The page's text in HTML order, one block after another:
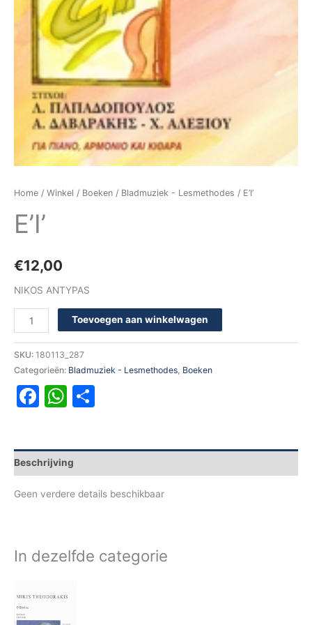
Home / Winkel / Boeken / Bladmuziek - Lesmethodes / E’I’
E’I’
€12,00
NIKOS ANTYPAS
Toevoegen aan winkelwagen
SKU: 180113_287
Categorieën: Bladmuziek - Lesmethodes, Boeken
Facebook
WhatsApp
Beschrijving
Geen verdere details beschikbaar
In dezelfde categorie